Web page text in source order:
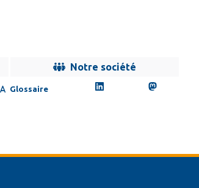
Notre société
Glossaire